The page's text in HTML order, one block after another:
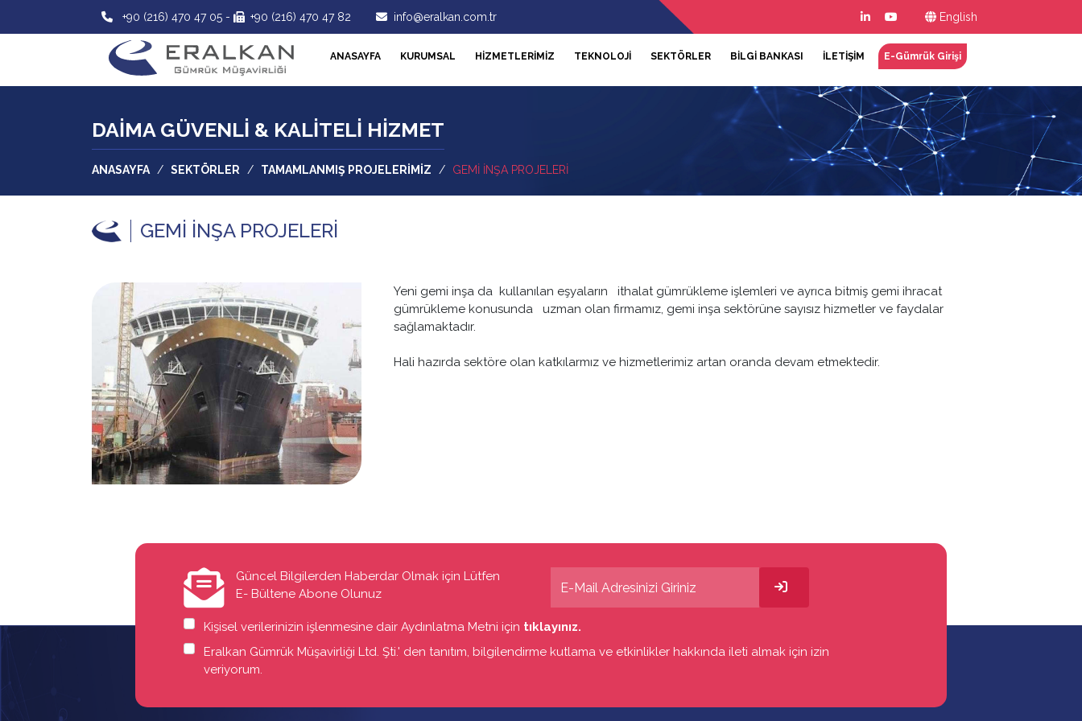
+90 (216) 470 47 05 - +90 (216) 470 47 82 info@eralkan.com.tr English
ANASAYFA KURUMSAL HİZMETLERİMİZ TEKNOLOJİ SEKTÖRLER BİLGİ BANKASI İLETİŞİM E-Gümrük Girişi
DAİMA GÜVENLİ & KALİTELİ HİZMET
ANASAYFA / SEKTÖRLER / TAMAMLANMIŞ PROJELERİMİZ / GEMİ İNŞA PROJELERİ
GEMİ İNŞA PROJELERİ
Yeni gemi inşa da kullanılan eşyaların ithalat gümrükleme işlemleri ve ayrıca bitmiş gemi ihracat
gümrükleme konusunda uzman olan firmamız, gemi inşa sektörüne sayısız hizmetler ve faydalar
sağlamaktadır.
Hali hazırda sektöre olan katkılarmız ve hizmetlerimiz artan oranda devam etmektedir.
Güncel Bilgilerden Haberdar Olmak için Lütfen
E- Bültene Abone Olunuz
Kişisel verilerinizin işlenmesine dair Aydınlatma Metni için tıklayınız.
Eralkan Gümrük Müşavirliği Ltd. Şti.' den tanıtım, bilgilendirme kutlama ve etkinlikler hakkında ileti almak için izin
veriyorum.